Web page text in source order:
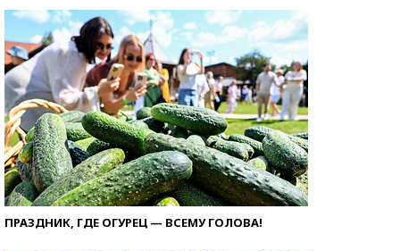
ПРАЗДНИК, ГДЕ ОГУРЕЦ — ВСЕМУ ГОЛОВА!